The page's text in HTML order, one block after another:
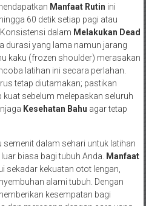
Manfaat Rutin ini
60 detik setiap pagi atau
dalam Melakukan Dead
durasi yang lama namun jarang
kaku (frozen shoulder) merasakan
latihan ini secara perlahan.
tetap diutamakan; pastikan
sebelum melepaskan seluruh
Kesehatan Bahu agar tetap
dalam sehari untuk latihan
biasa bagi tubuh Anda.
Manfaat
sekadar kekuatan otot lengan,
alami tubuh. Dengan
kesempatan bagi